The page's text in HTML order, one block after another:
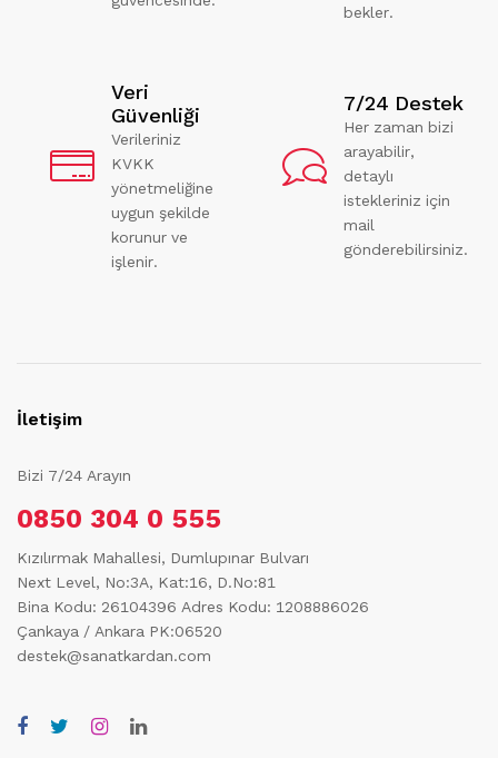
bekler.
Veri
Güvenliği
Verileriniz
KVKK
yönetmeliğine
uygun şekilde
korunur ve
işlenir.
7/24 Destek
Her zaman bizi
arayabilir,
detaylı
istekleriniz için
mail
gönderebilirsiniz.
İletişim
Bizi 7/24 Arayın
0850 304 0 555
Kızılırmak Mahallesi, Dumlupınar Bulvarı
Next Level, No:3A, Kat:16, D.No:81
Bina Kodu: 26104396 Adres Kodu: 1208886026
Çankaya / Ankara PK:06520
destek@sanatkardan.com